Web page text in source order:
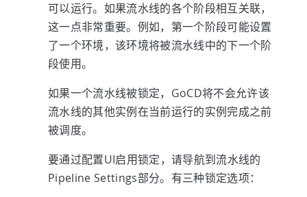
可以运行。如果流水线的各个阶段相互关联，
这一点非常重要。例如，第一个阶段可能设置
了一个环境，该环境将被流水线中的下一个阶
段使用。
如果一个流水线被锁定，GoCD将不会允许该
流水线的其他实例在当前运行的实例完成之前
被调度。
要通过配置UI启用锁定，请导航到流水线的
Pipeline Settings部分。有三种锁定选项：